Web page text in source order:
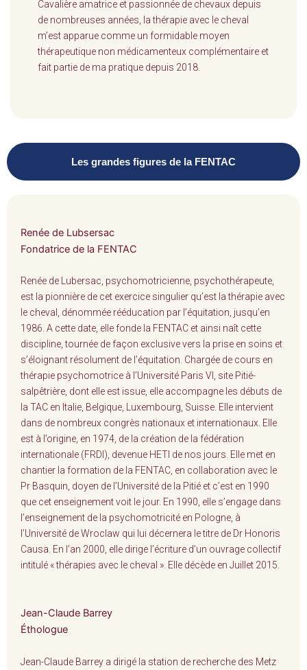
Cavalière amatrice et passionnée de chevaux depuis
de nombreuses années, la thérapie avec le cheval
m’est apparue comme un formidable moyen
thérapeutique non médicamenteux complémentaire et
fait partie de ma pratique depuis 2018.
Les grandes figures de la FENTAC
Renée de Lubsersac
Fondatrice de la FENTAC
Renée de Lubersac, psychomotricienne, psychothérapeute,
est la pionnière de cet exercice singulier qu’est la thérapie avec
le cheval, dénommée rééducation par l’équitation, jusqu’en
1986. A cette date, elle fonde la FENTAC et ainsi naît cette
discipline, tournée de façon exclusive vers la prise en soins et
s’éloignant résolument de l’équitation. Chargée de cours en
thérapie psychomotrice à l’Université Paris VI, site Pitié-
salpêtrière, dont elle est issue, elle accompagne les débuts de
la TAC en Italie, Belgique, Luxembourg, Suisse. Elle intervient
dans de nombreux congrès nationaux et internationaux. Elle
est à l’origine, en 1974, de la création de la fédération
internationale (FRDI), devenue HETI de nos jours. Elle met en
chantier la formation de la FENTAC, en collaboration avec le
Pr Basquin, doyen de l’Université de la Pitié et c’est en 1990
que cet enseignement voit le jour. En 1990, elle s’engage dans
l’enseignement de la psychomotricité en Pologne, à
l’Université de Wroclaw qui lui décernera le titre de Dr Honoris
Causa. En l’an 2000, elle dirige l’écriture d’un ouvrage collectif
intitulé « thérapies avec le cheval ». Elle décède en Juillet 2015.
Jean-Claude Barrey
Éthologue
Jean-Claude Barrey a dirigé la station de recherche des Metz